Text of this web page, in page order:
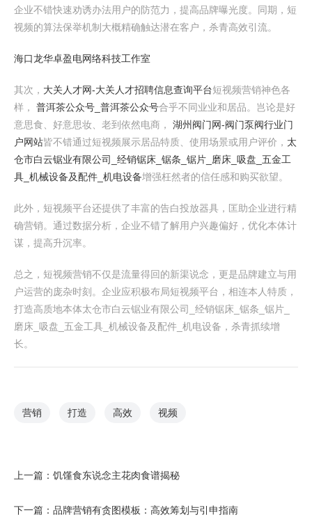
企业不错快速劝诱办法用户的防范力，提高品牌曝光度。同期，短
视频的算法保举机制大概精确触达潜在客户，杀青高效引流。
海口龙华卓盈电网络科技工作室
其次， 大关人才网-大关人才招聘信息查询平台短视频营销神色各
样， 普洱茶公众号_普洱茶公众号合乎不同业业和居品。岂论是好
意思食、好意思妆、老到依然电商， 湖州阀门网-阀门泵阀行业门
户网站皆不错通过短视频展示居品特质、使用场景或用户评价， 太
仓市白云锯业有限公司_经销锯床_锯条_锯片_磨床_吸盘_五金工
具_机械设备及配件_机电设备增强枉然者的信任感和购买欲望。
此外，短视频平台还提供了丰富的告白投放器具，匡助企业进行精
确营销。通过数据分析，企业不错了解用户兴趣偏好，优化本体计
谋，提高升沉率。
总之，短视频营销不仅是流量得回的新渠说念，更是品牌建立与用
户运营的庞杂时刻。企业应积极布局短视频平台，相连本人特质，
打造高质地本体太仓市白云锯业有限公司_经销锯床_锯条_锯片_
磨床_吸盘_五金工具_机械设备及配件_机电设备，杀青抓续增
长。
营销 打造 高效 视频
上一篇： 饥馑食东说念主花肉食谱揭秘
下一篇： 品牌营销有贪图模板：高效筹划与引申指南